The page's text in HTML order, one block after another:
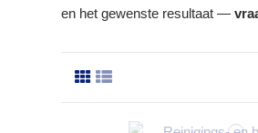
en het gewenste resultaat —